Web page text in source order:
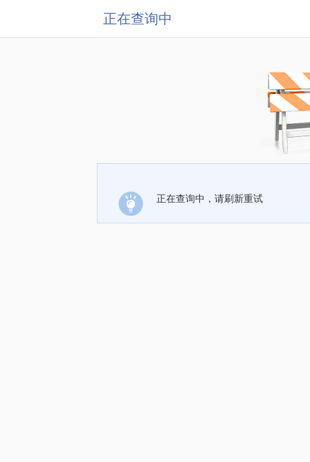
正在查询中
正在查询中，请刷新重试